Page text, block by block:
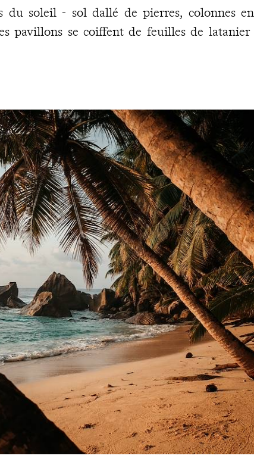
du soleil - sol dallé de pierres, colonnes
pavillons se coiffent de feuilles de latanier
seychelloise sans la dénaturer. Côté swing,
beaux golfs de l’archipel. Et pour un bain
rien de plus simple : l’Anse Kerlan s'étire